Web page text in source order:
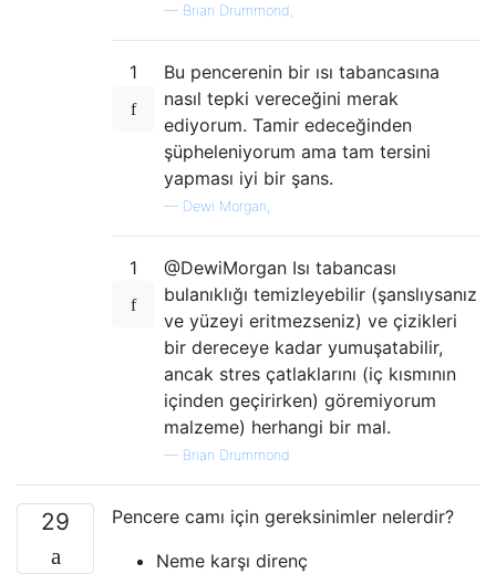
— Brian Drummond,
1
Bu pencerenin bir ısı tabancasına
nasıl tepki vereceğini merak
ediyorum. Tamir edeceğinden
şüpheleniyorum ama tam tersini
yapması iyi bir şans.
— Dewi Morgan,
1
@DewiMorgan Isı tabancası
bulanıklığı temizleyebilir (şanslıysanız
ve yüzeyi eritmezseniz) ve çizikleri
bir dereceye kadar yumuşatabilir,
ancak stres çatlaklarını (iç kısmının
içinden geçirirken) göremiyorum
malzeme) herhangi bir mal.
— Brian Drummond
29
Pencere camı için gereksinimler nelerdir?
Neme karşı direnç